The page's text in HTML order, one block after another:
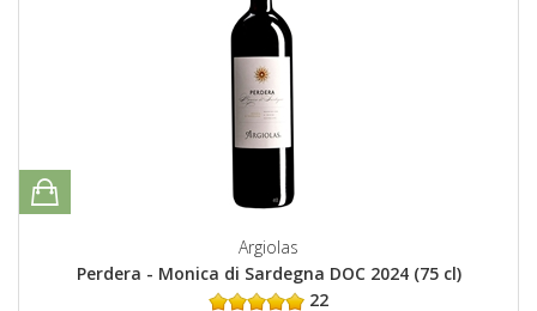
Argiolas
Perdera - Monica di Sardegna DOC 2024 (75 cl)
22